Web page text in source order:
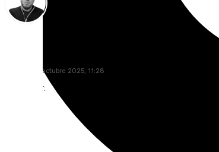
martes, 28 octubre 2025, 11:28
Compartir: